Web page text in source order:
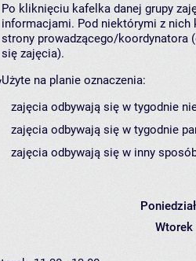
Po kliknięciu kafelka danej grupy
informacjami. Pod niektórymi z nich
strony prowadzącego/koordynatora
się zajęcia).
Użyte na planie oznaczenia:
zajęcia odbywają się w tygodnie
zajęcia odbywają się w tygodnie
zajęcia odbywają się w inny
Wtorek